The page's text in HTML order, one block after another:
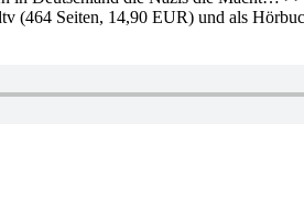
(464 Seiten, 14,90 EUR) und als